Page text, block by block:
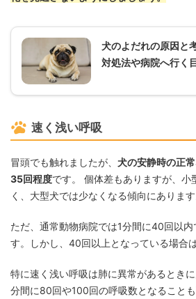
犬のよだれの原因と
対処法や病院へ行く
速く浅い呼吸
冒頭でも触れましたが、 犬の安静時の正
35回程度です。 個体差もありますが、小
く、大型犬では少なくなる傾向にあります
ただ、通常動物病院では1分間に40回以内
す。しかし、40回以上となっている場合
特に速く浅い呼吸は肺に異常があるとき
分間に80回や100回の呼吸数となることも